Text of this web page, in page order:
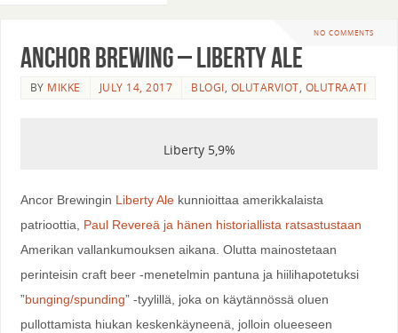
NO COMMENTS
Anchor Brewing – Liberty Ale
BY MIKKE JULY 14, 2017 BLOGI, OLUTARVIOT, OLUTRAATI
Liberty 5,9%
Ancor Brewingin Liberty Alekunnioittaa amerikkalaista
patrioottia, Paul Revereä ja hänen historiallista ratsastustaan
Amerikan vallankumouksen aikana. Olutta mainostetaan
perinteisin craft beer -menetelmin pantuna ja hiilihapotetuksi
”bunging/spunding” -tyylillä, joka on käytännössä oluen
pullottamista hiukan keskenkäyneenä, jolloin olueeseen